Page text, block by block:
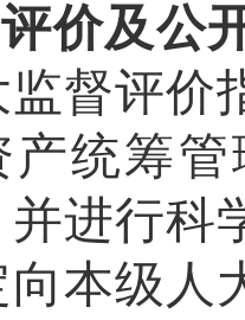
价及公
监督评价
产统筹
并进行科
向本级人